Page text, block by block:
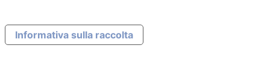
Informativa sulla raccolta